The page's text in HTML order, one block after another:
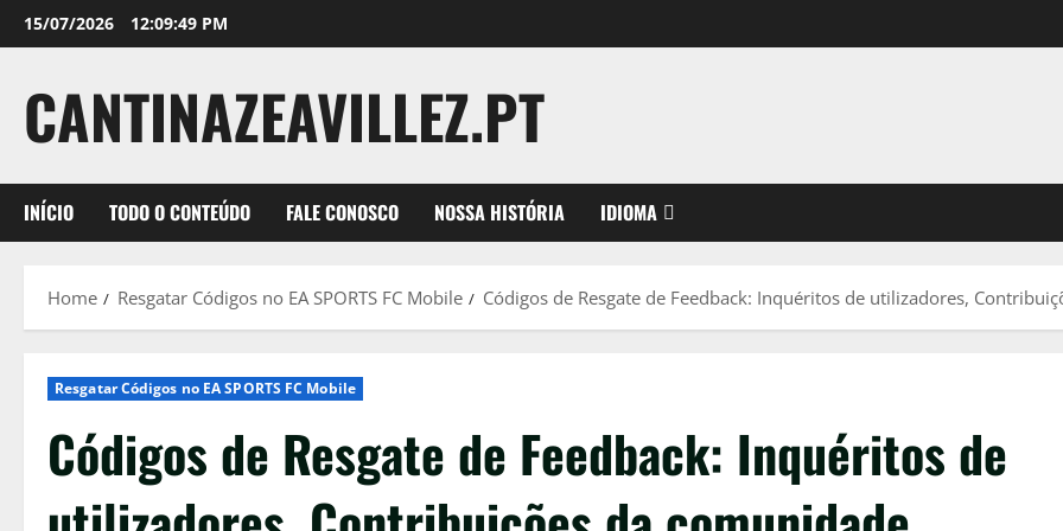
Skip
to
15/07/2026 12:09:50 PM
CANTINAZEAVILLEZ.PT
INÍCIO TODO O CONTEÚDO FALE CONOSCO NOSSA HISTÓRIA IDIOMA
Home Resgatar Códigos no EA SPORTS FC Mobile Códigos de Resgate de Feedback: Inquéritos de utilizadores,
Resgatar Códigos no EA SPORTS FC Mobile
Códigos de Resgate de Feedback: Inquéritos de